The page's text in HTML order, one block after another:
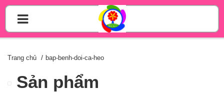
Trang chủ bap-benh-doi-ca-heo
Sản phẩm